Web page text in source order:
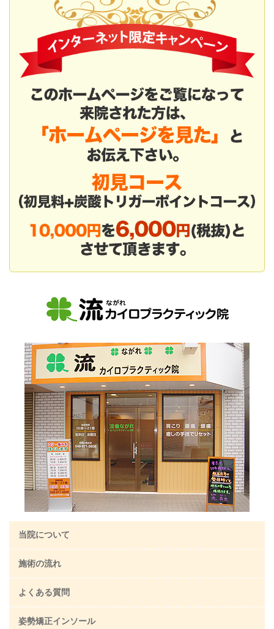
当院について
施術の流れ
よくある質問
姿勢矯正インソール